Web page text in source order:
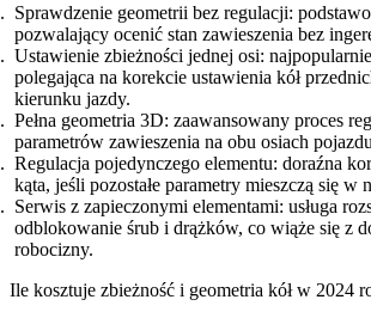
Sprawdzenie geometrii bez regulacji:
pozwalający ocenić stan zawieszenia bez
Ustawienie zbieżności jednej osi:
polegająca na korekcie ustawienia kół
kierunku jazdy.
Pełna geometria 3D: zaawansowany proces
parametrów zawieszenia na obu osiach
Regulacja pojedynczego elementu: doraźna
kąta, jeśli pozostałe parametry mieszczą się w
Serwis z zapieczonymi elementami: usługa
odblokowanie śrub i drążków, co wiąże się z
robocizny.
Ile kosztuje zbieżność i geometria kół w 2024